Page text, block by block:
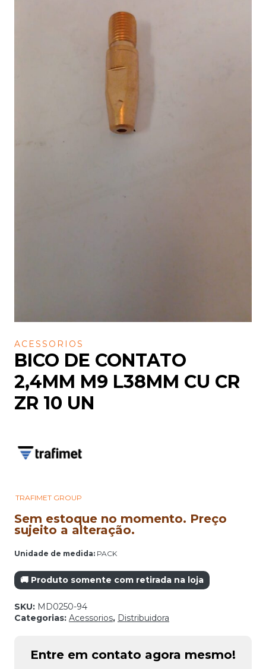
ACESSORIOS
BICO DE CONTATO
2,4MM M9 L38MM CU CR
ZR 10 UN
TRAFIMET GROUP
Sem estoque no momento. Preço
sujeito a alteração.
Unidade de medida: PACK
🚚 Produto somente com retirada na loja
SKU: MD0250-94
Categorias: Acessorios, Distribuidora
Entre em contato agora mesmo!